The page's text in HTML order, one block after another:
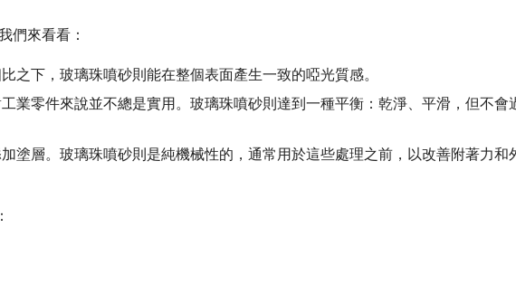
們來看看：
之下，玻璃珠噴砂則能在整個表面產生一致的啞光質感。
業零件來說並不總是實用。玻璃珠噴砂則達到一種平衡：乾淨、平滑，但不會
塗層。玻璃珠噴砂則是純機械性的，通常用於這些處理之前，以改善附著力和